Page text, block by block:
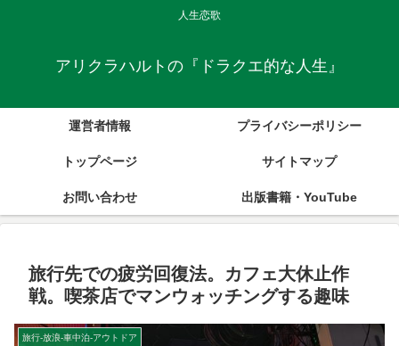
人生恋歌
アリクラハルトの『ドラクエ的な人生』
運営者情報 プライバシーポリシー
トップページ サイトマップ
お問い合わせ 出版書籍・YouTube
旅行先での疲労回復法。カフェ大休止作
戦。喫茶店でマンウォッチングする趣味
旅行-放浪-車中泊-アウトドア